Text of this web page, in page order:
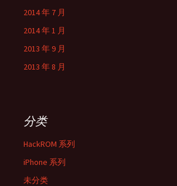
2014 年 7 月
2014 年 1 月
2013 年 9 月
2013 年 8 月
分类
HackROM 系列
iPhone 系列
未分类